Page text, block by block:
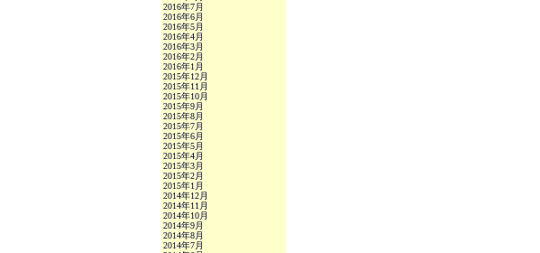
2016年7月
2016年6月
2016年5月
2016年4月
2016年3月
2016年2月
2016年1月
2015年12月
2015年11月
2015年10月
2015年9月
2015年8月
2015年7月
2015年6月
2015年5月
2015年4月
2015年3月
2015年2月
2015年1月
2014年12月
2014年11月
2014年10月
2014年9月
2014年8月
2014年7月